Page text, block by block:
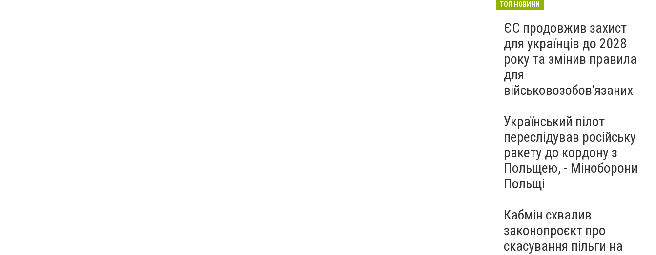
ТОП НОВИНИ
ЄС продовжив захист
для українців до 2028
року та змінив правила
для
військовозобов'язаних
Український пілот
переслідував російську
ракету до кордону з
Польщею, - Міноборони
Польщі
Кабмін схвалив
законопроєкт про
скасування пільги на